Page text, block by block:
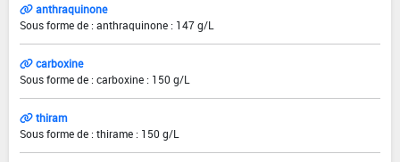
anthraquinone
Sous forme de : anthraquinone : 147 g/L
carboxine
Sous forme de : carboxine : 150 g/L
thiram
Sous forme de : thirame : 150 g/L